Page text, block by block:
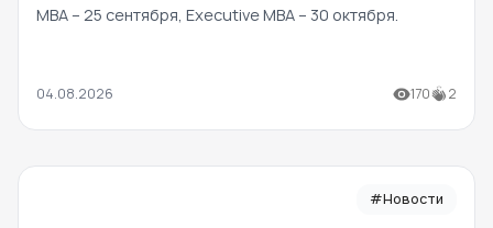
MBA – 25 сентября, Executive MBA – 30 октября.
04.08.2026 170 2
#Новости